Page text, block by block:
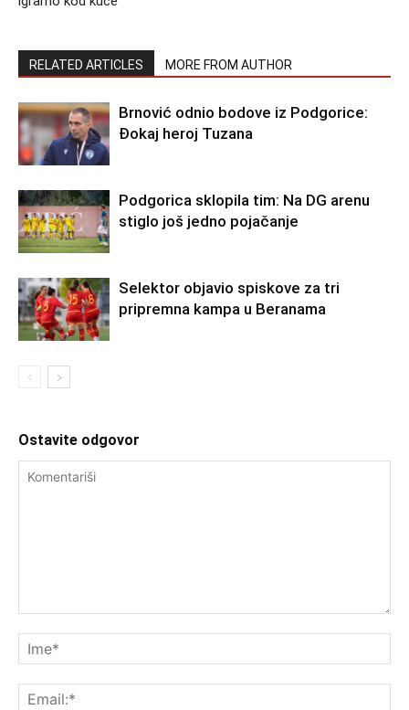
RELATED ARTICLES MORE FROM AUTHOR
Brnović odnio bodove iz Podgorice:
Đokaj heroj Tuzana
Podgorica sklopila tim: Na DG arenu
stiglo još jedno pojačanje
Selektor objavio spiskove za tri
pripremna kampa u Beranama
Ostavite odgovor